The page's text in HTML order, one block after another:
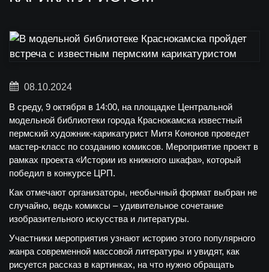
08.10.2024
В среду, 9 октября в 14:00, на площадке Центральной
модельной библиотеки города Краснокамска известный
пермский художник-карикатурист Митя Кононов проведет
мастер-класс по созданию комиксов. Мероприятие проект в
рамках проекта «Истории из книжного шкафа», который
победил в конкурсе ЦРП.
Как отмечают организаторы, необычный формат выбран не
случайно, ведь комиксы – удивительное сочетание
изобразительного искусства и литературы.
Участники мероприятия узнают историю этого популярного
жанра современной массовой литературы и увидят, как
рисуется рассказ в картинках, на что нужно обращать